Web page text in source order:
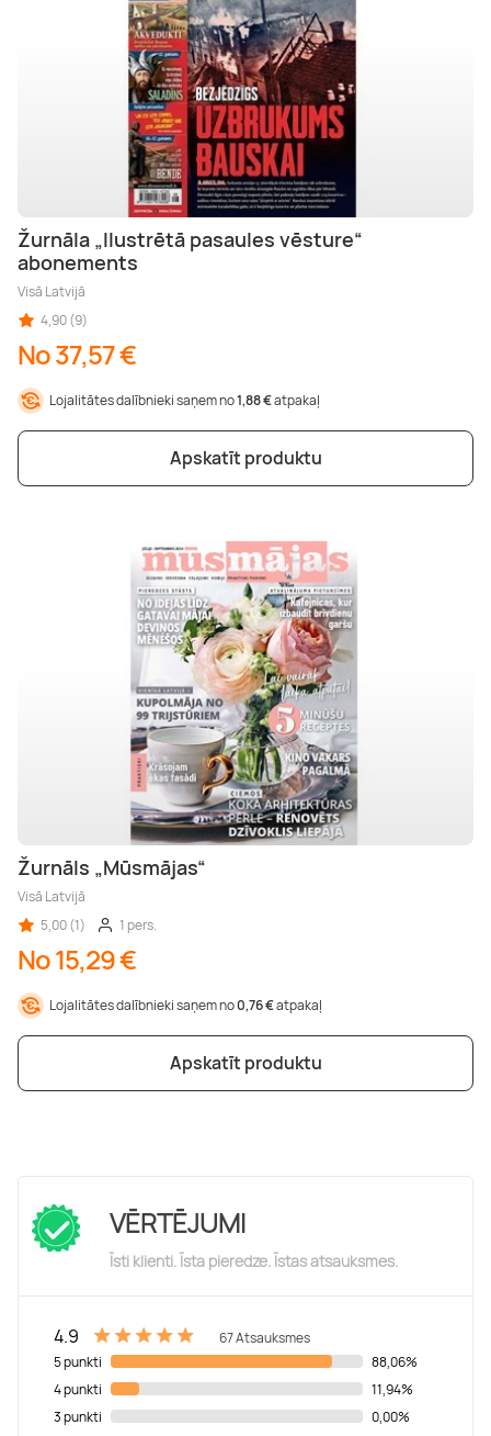
Žurnāla „Ilustrētā pasaules vēsture“
abonements
Visā Latvijā
4,90 (9)
No 37,57 €
Lojalitātes dalībnieki saņem no1,88 €atpakaļ
Apskatīt produktu
Žurnāls „Mūsmājas“
Visā Latvijā
5,00 (1)
1 pers.
No 15,29 €
Lojalitātes dalībnieki saņem no0,76 €atpakaļ
Apskatīt produktu
VĒRTĒJUMI
Īsti klienti. Īsta pieredze. Īstas atsauksmes.
4.9
67 Atsauksmes
5 punkti
88,06%
4 punkti
11,94%
3 punkti
0,00%